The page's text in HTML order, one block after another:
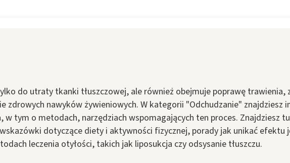
do utraty tkanki tłuszczowej, ale również obejmuje poprawę trawienia,
zdrowych nawyków żywieniowych. W kategorii "Odchudzanie" znajdziesz
w tym o metodach, narzędziach wspomagających ten proces. Znajdziesz
dotyczące diety i aktywności fizycznej, porady jak unikać efektu
leczenia otyłości, takich jak liposukcja czy odsysanie tłuszczu.